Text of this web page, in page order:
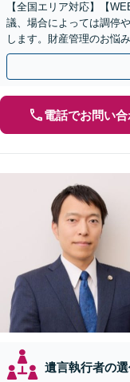
【全国エリア対応】【
議、場合によっては調停
します。財産管理のお悩
引き継ぐ安心の事業承継
電話でお問い合
遺言執行者の